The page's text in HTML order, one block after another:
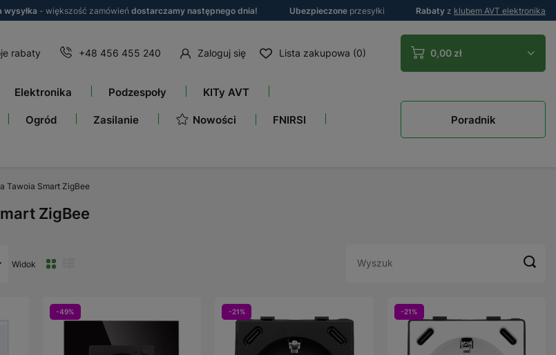
wysyłka - większość zamówień dostarczamy następnego dnia! Ubezpieczone przesyłki Rabaty z klubem AVT elektronika
rabaty +48 456 455 240 Zaloguj się Lista zakupowa (0) 0,00 zł
Elektronika Podzespoły KITy AVT
Ogród Zasilanie Nowości FNIRSI Poradnik
Tawoia Smart ZigBee
ZigBee
Widok
-49% -21% -21%